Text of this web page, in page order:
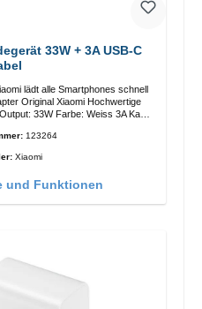
+ 3A USB-C
lädt alle Smartphones schnell
Xiaomi Hochwertige
123264
Xiaomi
und Funktionen